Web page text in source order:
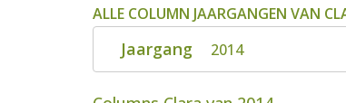
ALLE COLUMN JAARGANGEN VAN
Jaargang 2014